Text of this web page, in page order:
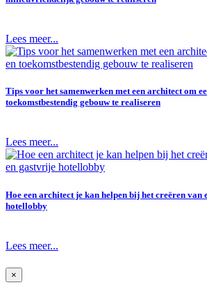
Lees meer...
Tips voor het samenwerken met een architect om
toekomstbestendig gebouw te realiseren
Lees meer...
Hoe een architect je kan helpen bij het creëren van
hotellobby
Lees meer...
×